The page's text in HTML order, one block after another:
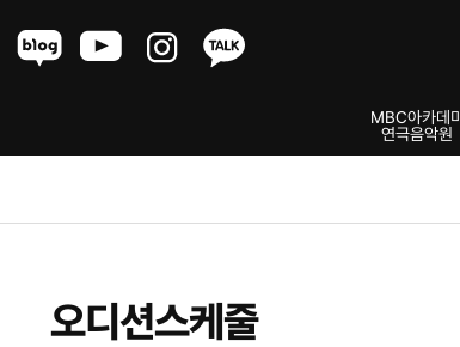
MBC아카데미
연극음악원
오디션스케줄